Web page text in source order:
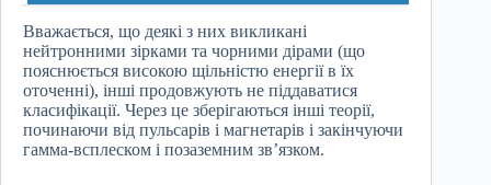
Вважається, що деякі з них викликані
нейтронними зірками та чорними дірами (що
пояснюється високою щільністю енергії в їх
оточенні), інші продовжують не піддаватися
класифікації. Через це зберігаються інші теорії,
починаючи від пульсарів і магнетарів і закінчуючи
гамма-всплеском і позаземним зв’язком.